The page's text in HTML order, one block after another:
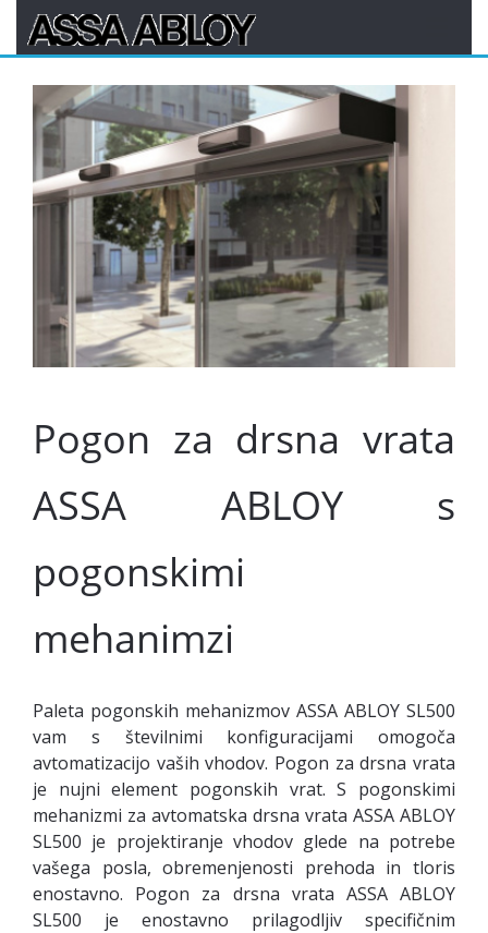
Pogon za drsna vrata
ASSA ABLOY s
pogonskimi
mehanimzi
Paleta pogonskih mehanizmov ASSA ABLOY SL500
vam s številnimi konfiguracijami omogoča
avtomatizacijo vaših vhodov. Pogon za drsna vrata
je nujni element pogonskih vrat. S pogonskimi
mehanizmi za avtomatska drsna vrata ASSA ABLOY
SL500 je projektiranje vhodov glede na potrebe
vašega posla, obremenjenosti prehoda in tloris
enostavno. Pogon za drsna vrata ASSA ABLOY
SL500 je enostavno prilagodljiv specifičnim